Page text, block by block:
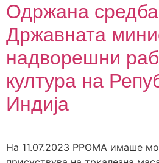
Одржана
Државната
надворешни
култура на
Индија
На 11.07.2023 РРОМА имаше